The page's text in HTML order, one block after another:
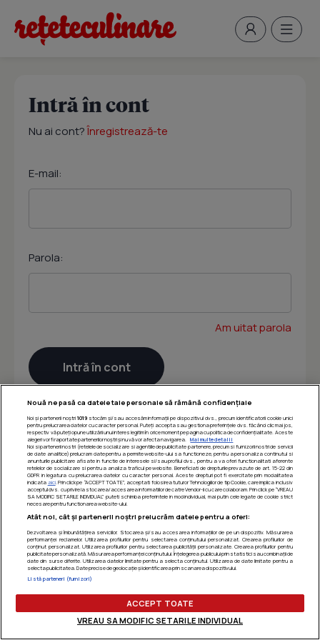
Intră în cont
Nu ai cont?Înregistrează-te
E-mail:
Parola:
Am uitat parola
Nouă ne pasă ca datele tale personale să rămână confidențiale
Noi și partenerii noștri 1019stocăm și/sau accesăm informații pe dispozitivul dvs., precum identificatorii cookie unici
pentru prelucrarea datelor cu caracter personal. Puteți accepta sau gestiona preferințele dvs. făcând clic mai jos,
respectiv vă puteți opune utilizării unui interes legitim în orice moment pe pagina cu politica de confidențialitate. Aceste
alegeri vor fi raportate partenerilor noștri și nu vă vor afecta navigarea.
Mai multe detalii
Noi si partenerii nostri (retelele de socializare si agentiile de publicitate partenere, precum si furnizorii nostri de servicii
de date analitice) prelucram date pentru a permite website-ului sa functioneze, pentru a personaliza continutul si
anunturile publicitare afisate in functie de interesele si/sau profilul dvs., pentru a va oferi functionalitati aferente
retelelor de socializare si pentru a analiza traficul pe website. Beneficiati de drepturile prevazute de art. 15-22 din
GDPR in legatura cu prelucrarea datelor cu caracter personal. Aceste drepturi pot fi exercitate prin modalitatea
indicata aici. Prin click pe “ACCEPT TOATE”, acceptati folosirea tuturor Tehnologiilor de tip Cookie, care implica inclusiv
acceptul dvs. cu privire la stocarea/accesarea informatiilor de catre Vendor-ii cu care colaboram. Prin click pe “VREAU
SA MODIFIC SETARILE INDIVIDUAL” puteti schimba preferintele in mod individual, mai putin cele legate de cookie strict
necesare pentru functionarea website-ului.
Atât noi, cât și partenerii noștri prelucrăm datele pentru a oferi:
Dezvoltarea și îmbunătățirea serviciilor. Stocarea și/sau accesarea informațiilor de pe un dispozitiv. Măsurarea
performanței reclamelor. Utilizarea profilurilor pentru selectarea conținutului personalizat. Crearea profilurilor de
conținut personalizat. Utilizarea profilurilor pentru selectarea publicității personalizate. Crearea profilurilor pentru
publicitate personalizată. Măsurarea performanței conținutului. Înțelegerea publicului prin statistici sau combinații de
date din surse diferite. Utilizarea datelor limitate pentru a selecta conținutul. Utilizarea de date limitate pentru a
selecta publicitatea. Date precise de geolocație și identificarea prin scanarea dispozitivului.
Listă parteneri (furnizori)
ACCEPT TOATE
VREAU SA MODIFIC SETARILE INDIVIDUAL